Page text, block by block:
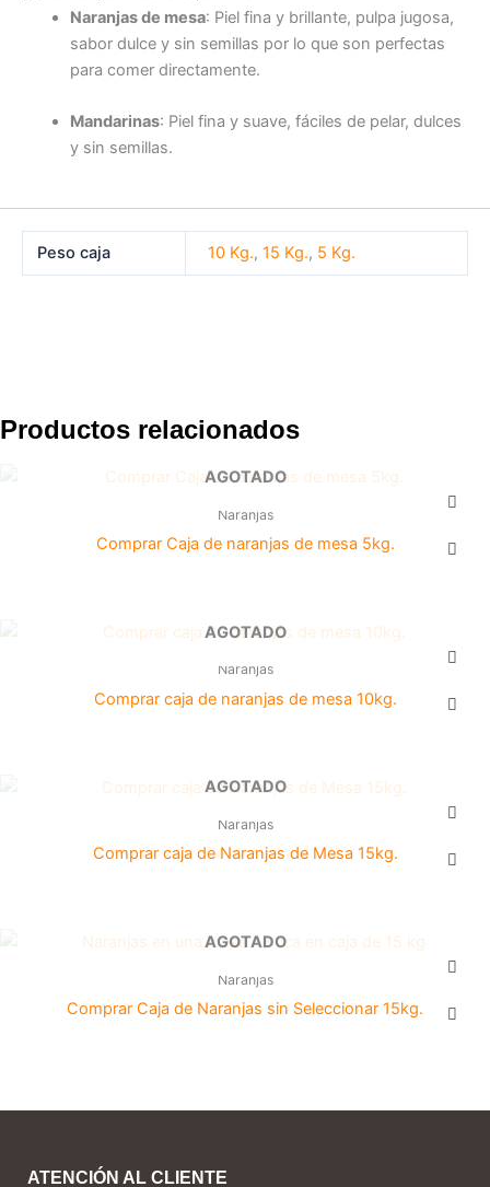
Naranjas de mesa: Piel fina y brillante, pulpa jugosa,
sabor dulce y sin semillas por lo que son perfectas
para comer directamente.
Mandarinas: Piel fina y suave, fáciles de pelar, dulces
y sin semillas.
Peso caja 10 Kg., 15 Kg., 5 Kg.
Productos relacionados
AGOTADO
Naranjas
Comprar Caja de naranjas de mesa 5kg.
AGOTADO
Naranjas
Comprar caja de naranjas de mesa 10kg.
AGOTADO
Naranjas
Comprar caja de Naranjas de Mesa 15kg.
AGOTADO
Naranjas
Comprar Caja de Naranjas sin Seleccionar 15kg.
ATENCIÓN AL CLIENTE